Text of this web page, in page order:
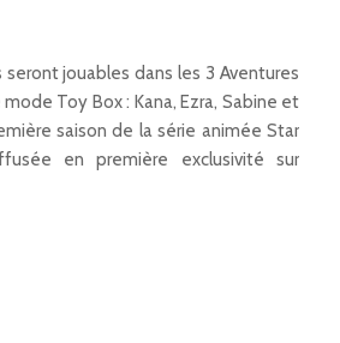
jouables dans les 3 Aventures
Toy Box : Kana, Ezra, Sabine et
saison de la série animée Star
en première exclusivité sur